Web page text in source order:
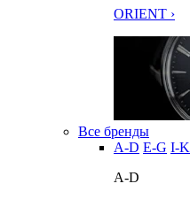
ORIENT ›
Все бренды
A-D E-G I-K
A-D